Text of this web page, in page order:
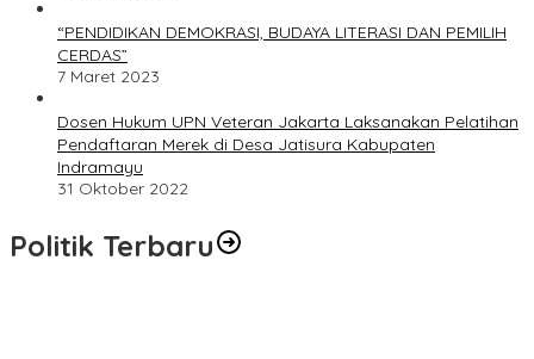
“PENDIDIKAN DEMOKRASI, BUDAYA LITERASI DAN PEMILIH
CERDAS”
7 Maret 2023
Dosen Hukum UPN Veteran Jakarta Laksanakan Pelatihan
Pendaftaran Merek di Desa Jatisura Kabupaten
Indramayu
31 Oktober 2022
Politik Terbaru